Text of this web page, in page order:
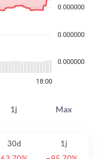
1j Max
30d
1j